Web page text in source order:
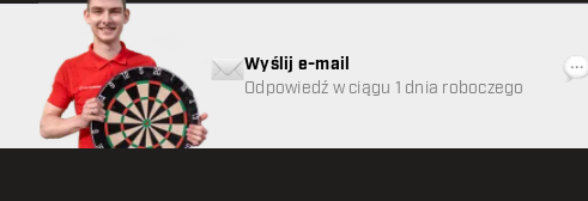
Wyślij e-mail
Odpowiedź w ciągu 1 dnia roboczego